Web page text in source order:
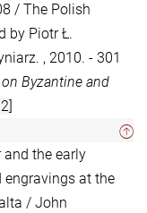
/ The Polish
by Piotr Ł.
, 2010. - 301
Byzantine and
and the early
engravings at the
/ John